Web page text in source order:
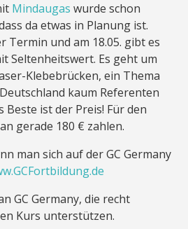
Mindaugas wurde schon
da etwas in Planung ist.
Termin und am 18.05. gibt es
Seltenheitswert. Es geht um
Klebebrücken, ein Thema
kaum Referenten
Beste ist der Preis! Für den
gerade 180 € zahlen.
man sich auf der GC Germany
GC Germany, die recht
Kurs unterstützen.